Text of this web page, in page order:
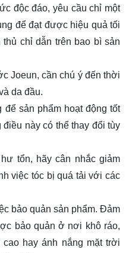
độc đáo, yêu cầu chỉ một
để đạt được hiệu quả tối
chỉ dẫn trên bao bì sản
Joeun, cần chú ý đến thời
da đầu.
sản phẩm hoạt động tốt
này có thể thay đổi tùy
tổn, hãy cân nhắc giảm
việc tóc bị quá tải với các
bảo quản sản phẩm. Đảm
bảo quản ở nơi khô ráo,
hay ánh nắng mặt trời